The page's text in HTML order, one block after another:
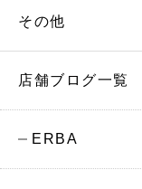
その他
店舗ブログ一覧
ERBA